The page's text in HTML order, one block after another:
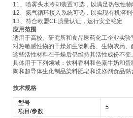
11、喷雾头水冷却装置可选，以满足热敏性
12、氮气循环接入系统可选，以实现有机溶
13、符合欧盟CE质量认证，运行安全稳定
应用范围
适用于高校、研究所和食品医药化工企业实
对热敏感性物的干燥如生物制品、生物农药
这些活性材料在干燥后仍维持其活性成份不变
具体用于下列领域：饮料香料和色素牛奶和
陶和超导体生化制品染料肥皂和洗涤剂食品
技术规格
型号
项目/参数
5